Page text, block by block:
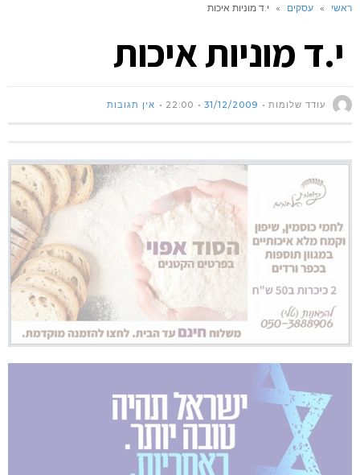
ראשי » עסקים » י.ד מוניות איכות
י.ד מוניות איכות
עודד שלומות 31/12/2009
22:00 אין תגובות